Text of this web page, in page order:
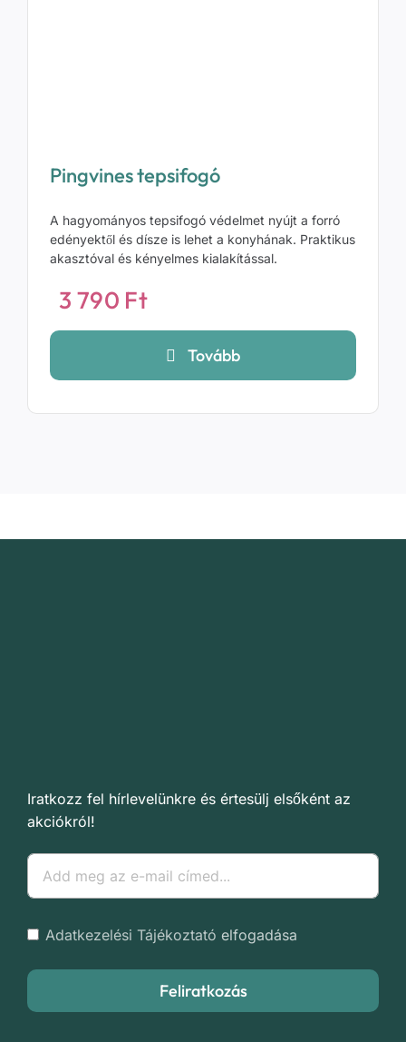
Pingvines tepsifogó
A hagyományos tepsifogó védelmet nyújt a forró
edényektől és dísze is lehet a konyhának. Praktikus
akasztóval és kényelmes kialakítással.
3 790 Ft
Tovább
Iratkozz fel hírlevelünkre és értesülj elsőként az
akciókról!
Adatkezelési Tájékoztató elfogadása
Feliratkozás